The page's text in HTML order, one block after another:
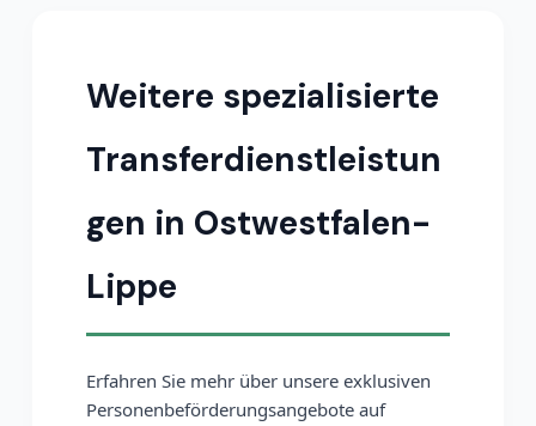
Weitere spezialisierte
Transferdienstleistun
gen in Ostwestfalen-
Lippe
Erfahren Sie mehr über unsere exklusiven
Personenbeförderungsangebote auf